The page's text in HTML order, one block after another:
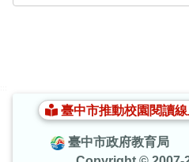
臺中市推動校園閱讀
臺中市政府教育局